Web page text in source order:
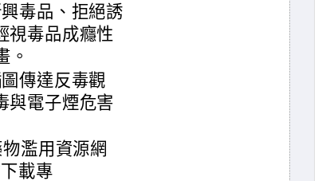
毒品、拒絕誘
視毒品成癮性
。
傳達反毒觀
與電子煙危害
濫用資源網
載專